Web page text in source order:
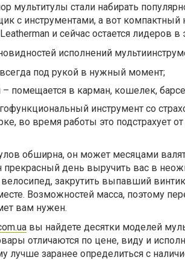
мультитулы стали набирать
с инструментами, а вот
и сейчас остается лидеров в
исполнений
под рукой в нужный момент;
помещается в карман, кошелек,
инструмент со
во время работы это подстрахует
обширна, он может месяцами
день выручить вас в
закрутить выпавший винтик,
Возможностей масса, поэтому
вам нужен.
вы найдете десятки моделей
отличаются по цене, виду и
лучше заранее определиться с